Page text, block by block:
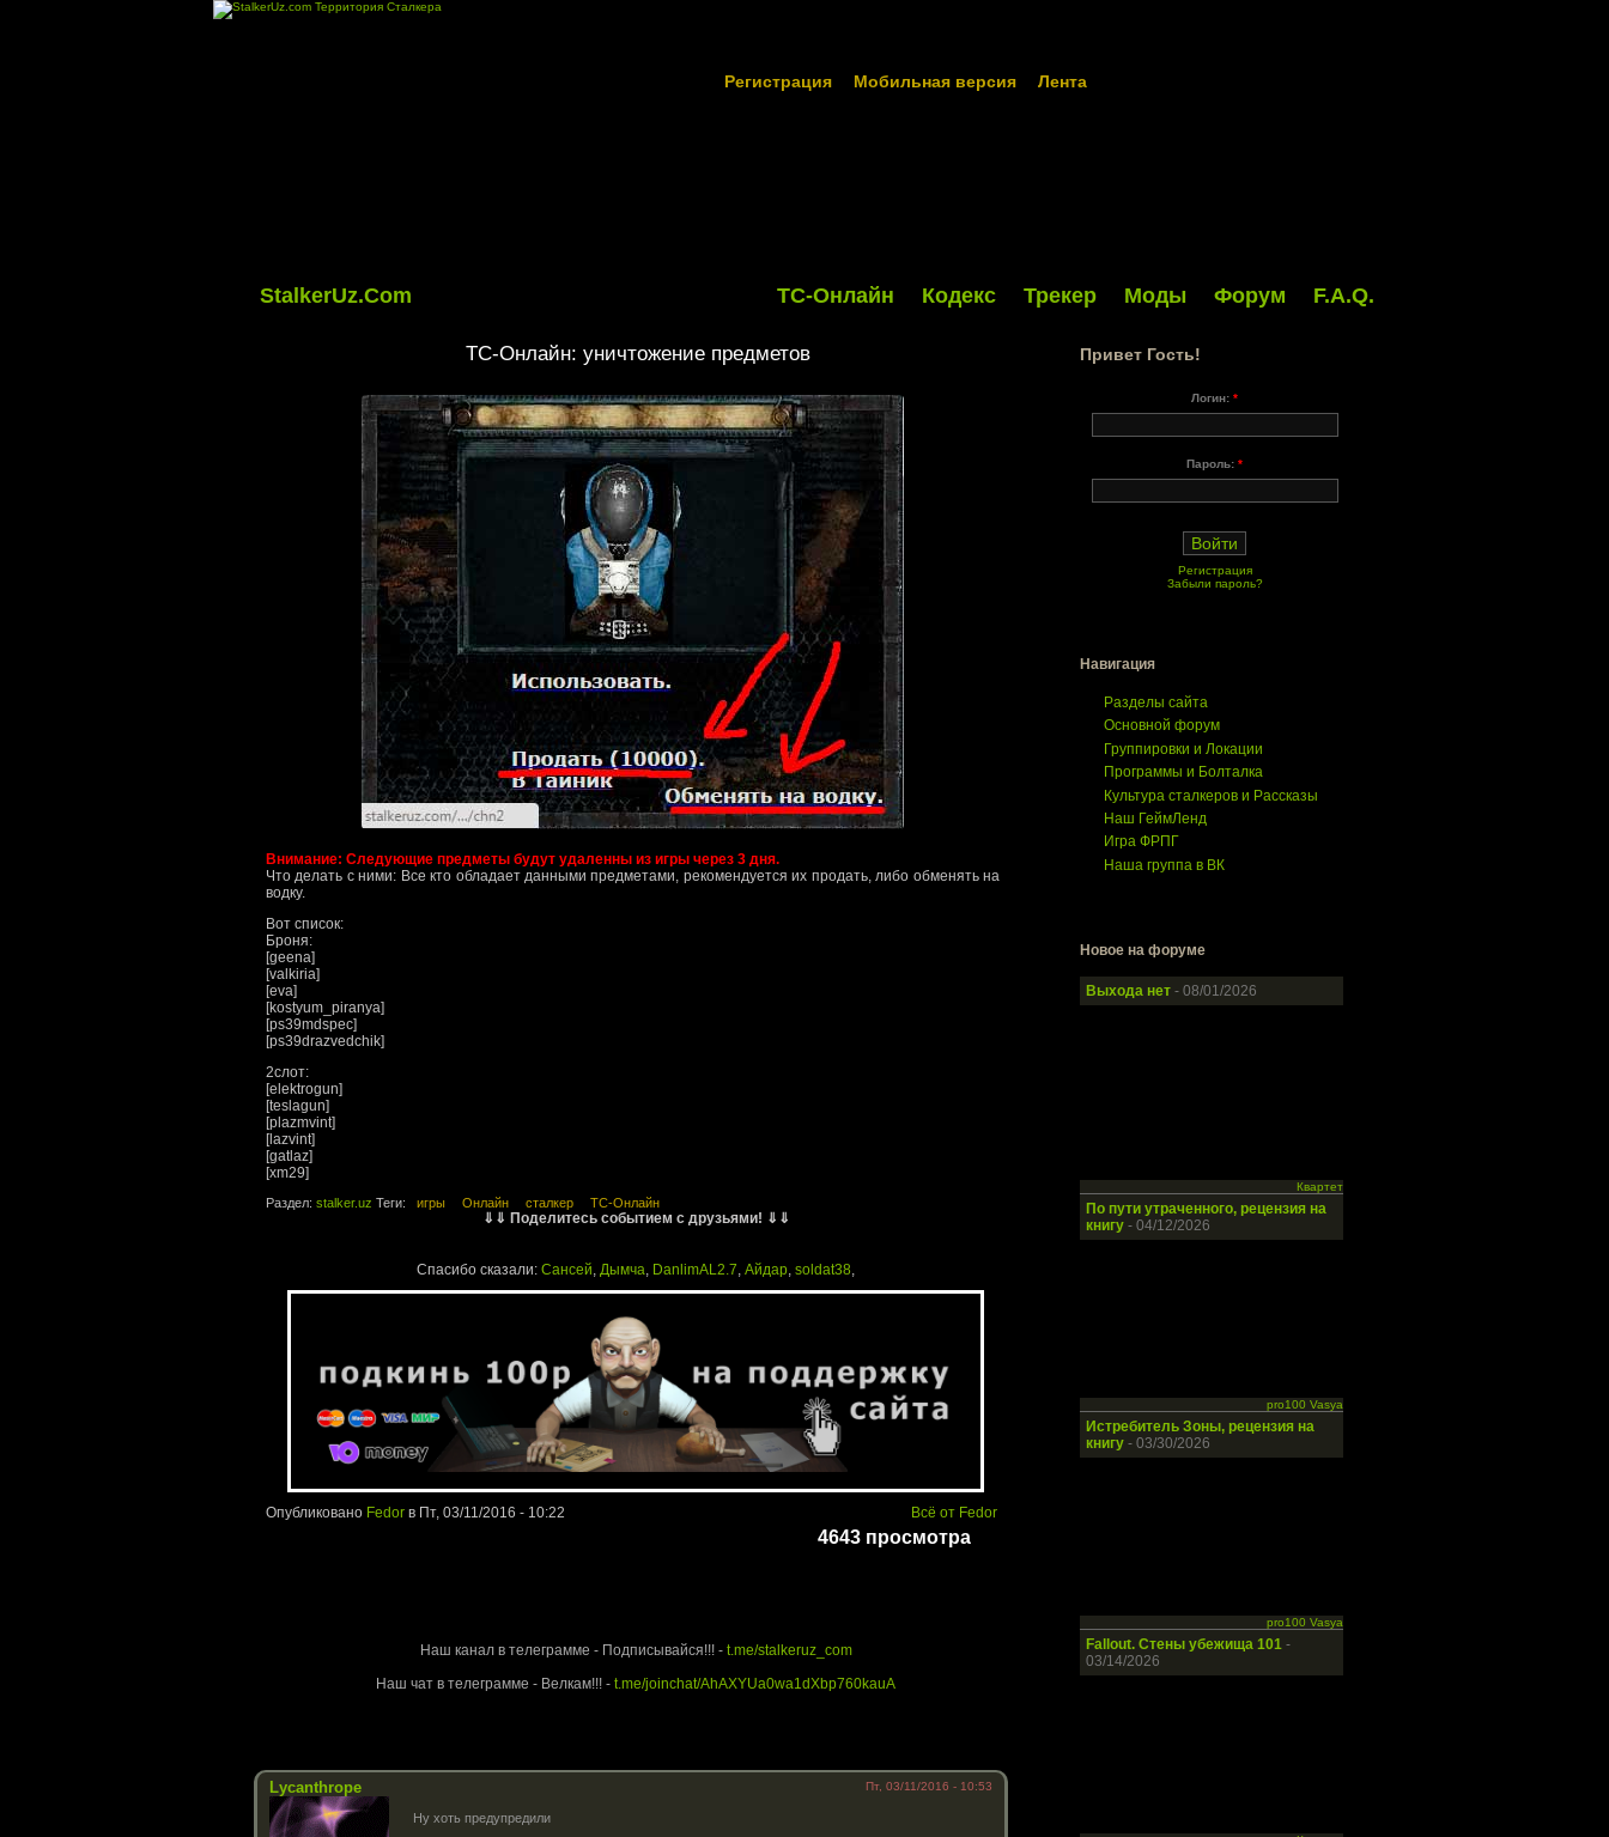
Регистрация Мобильная версия Лента
StalkerUz.Com ТС-Онлайн Кодекс Трекер Моды Форум F.A.Q.
ТС-Онлайн: уничтожение предметов
Внимание: Следующие предметы будут удаленны из игры через 3 дня.
Что делать с ними: Все кто обладает данными предметами, рекомендуется их продать, либо обменять на
водку.
Вот список:
Броня:
[geena]
[valkiria]
[eva]
[kostyum_piranya]
[ps39mdspec]
[ps39drazvedchik]
2слот:
[elektrogun]
[teslagun]
[plazmvint]
[lazvint]
[gatlaz]
[xm29]
Раздел: stalker.uz Теги: игры Онлайн сталкер ТС-Онлайн
⇓⇓ Поделитесь событием с друзьями! ⇓⇓
Спасибо сказали: Сансей, Дымча, DanlimAL2.7, Айдар, soldat38,
Всё от Fedor
Опубликовано Fedor в Пт, 03/11/2016 - 10:22
4643 просмотра
StalkerUz.com - Территория Сталкера
Наш канал в телеграмме - Подписывайся!!! - t.me/stalkeruz_com
Наш чат в телеграмме - Велкам!!! - t.me/joinchat/AhAXYUa0wa1dXbp760kauA
Lycanthrope Пт, 03/11/2016 - 10:53
Ну хоть предупредили
Привет Гость!
Логин: *
Пароль: *
Регистрация
Забыли пароль?
Навигация
Разделы сайта
Основной форум
Группировки и Локации
Программы и Болталка
Культура сталкеров и Рассказы
Наш ГеймЛенд
Игра ФРПГ
Наша группа в ВК
Новое на форуме
Выхода нет - 08/01/2026
Квартет
По пути утраченного, рецензия на
книгу - 04/12/2026
pro100 Vasya
Истребитель Зоны, рецензия на
книгу - 03/30/2026
pro100 Vasya
Fallout. Стены убежища 101 -
03/14/2026